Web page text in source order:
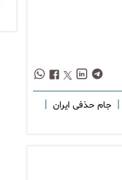
| جام حذفی ایران |